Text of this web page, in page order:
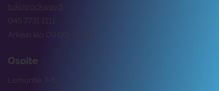
tuki@rockway.fi
Arkisin klo 09:00 -15:00
045 7731 1111
Osoite
Lemuntie 3-5